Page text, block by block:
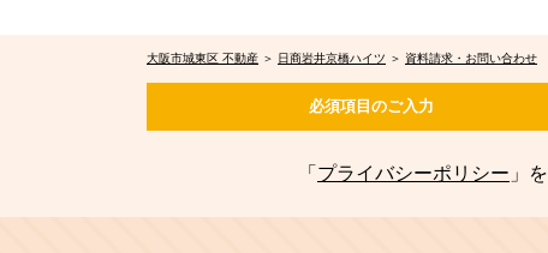
大阪市城東区 不動産 ＞ 日商岩井京橋ハイツ ＞ 資料請求・お問い合わせ
必須項目のご入力
「 プライバシーポリシー 」